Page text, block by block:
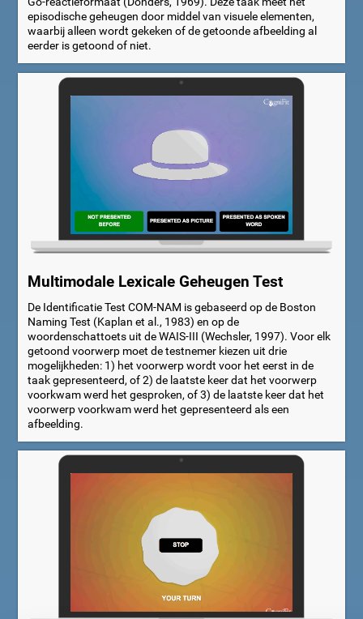
episodische geheugen door middel van visuele elementen,
waarbij alleen wordt gekeken of de getoonde afbeelding al
eerder is getoond of niet.
Multimodale Lexicale Geheugen Test
De Identificatie Test COM-NAM is gebaseerd op de Boston
Naming Test (Kaplan et al., 1983) en op de
woordenschattoets uit de WAIS-III (Wechsler, 1997). Voor elk
getoond voorwerp moet de testnemer kiezen uit drie
mogelijkheden: 1) het voorwerp wordt voor het eerst in de
taak gepresenteerd, of 2) de laatste keer dat het voorwerp
voorkwam werd het gesproken, of 3) de laatste keer dat het
voorwerp voorkwam werd het gepresenteerd als een
afbeelding.